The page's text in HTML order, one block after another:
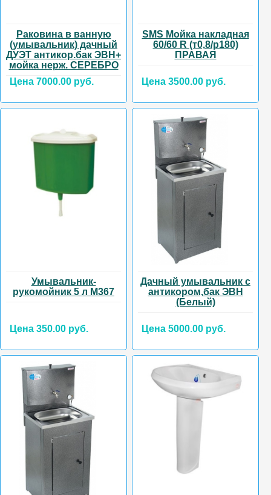
Раковина в ванную
(умывальник) дачный
ДУЭТ антикор.бак ЭВН+
мойка нерж. СЕРЕБРО
Цена 7000.00 руб.
SMS Мойка накладная
60/60 R (т0,8/р180)
ПРАВАЯ
Цена 3500.00 руб.
Умывальник-
рукомойник 5 л М367
Цена 350.00 руб.
Дачный умывальник с
антикором,бак ЭВН
(Белый)
Цена 5000.00 руб.